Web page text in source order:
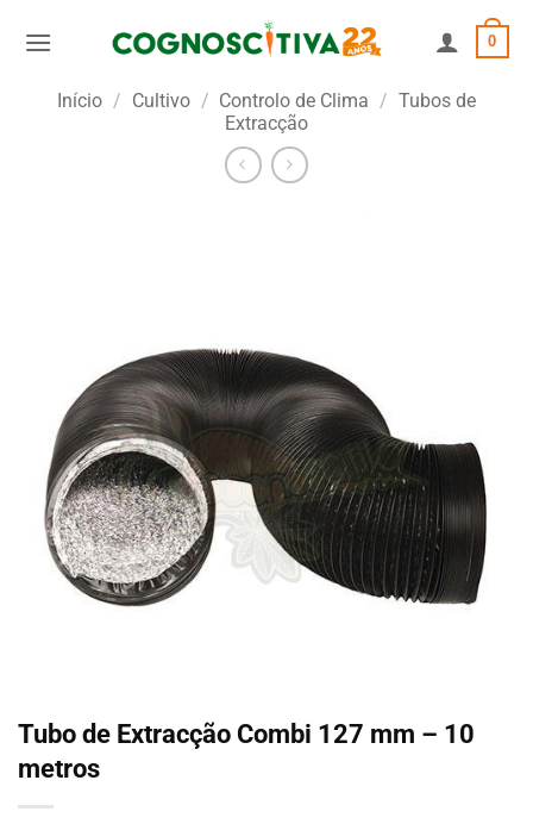
0
Início / Cultivo / Controlo de Clima / Tubos de
Extracção
Tubo de Extracção Combi 127 mm – 10
metros